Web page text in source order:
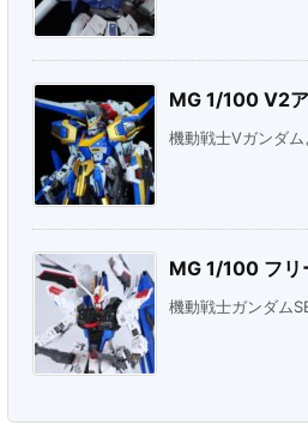
MG 1/100 V2
機動戦士Vガンダム
MG 1/100 フ
機動戦士ガンダム